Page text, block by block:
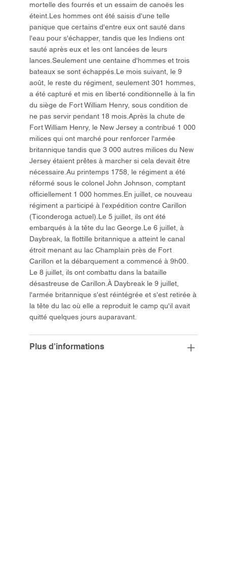
mortelle des fourrés et un essaim de canoës les
éteint.Les hommes ont été saisis d'une telle
panique que certains d'entre eux ont sauté dans
l'eau pour s'échapper, tandis que les Indiens ont
sauté après eux et les ont lancées de leurs
lances.Seulement une centaine d'hommes et trois
bateaux se sont échappés.Le mois suivant, le 9
août, le reste du régiment, seulement 301 hommes,
a été capturé et mis en liberté conditionnelle à la fin
du siège de Fort William Henry, sous condition de
ne pas servir pendant 18 mois.Après la chute de
Fort William Henry, le New Jersey a contribué 1 000
milices qui ont marché pour renforcer l'armée
britannique tandis que 3 000 autres milices du New
Jersey étaient prêtes à marcher si cela devait être
nécessaire.Au printemps 1758, le régiment a été
réformé sous le colonel John Johnson, comptant
officiellement 1 000 hommes.En juillet, ce nouveau
régiment a participé à l'expédition contre Carillon
(Ticonderoga actuel).Le 5 juillet, ils ont été
embarqués à la tête du lac George.Le 6 juillet, à
Daybreak, la flottille britannique a atteint le canal
étroit menant au lac Champlain près de Fort
Carillon et la débarquement a commencé à 9h00.
Le 8 juillet, ils ont combattu dans la bataille
désastreuse de Carillon.À Daybreak le 9 juillet,
l'armée britannique s'est réintégrée et s'est retirée à
la tête du lac où elle a reproduit le camp qu'il avait
quitté quelques jours auparavant.
Plus d'informations